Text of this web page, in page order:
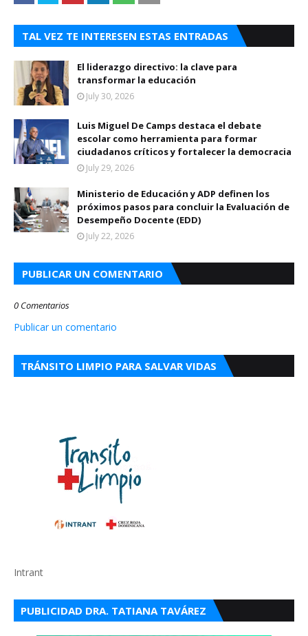
TAL VEZ TE INTERESEN ESTAS ENTRADAS
El liderazgo directivo: la clave para
transformar la educación
July 30, 2026
Luis Miguel De Camps destaca el debate
escolar como herramienta para formar
ciudadanos críticos y fortalecer la democracia
July 29, 2026
Ministerio de Educación y ADP definen los
próximos pasos para concluir la Evaluación de
Desempeño Docente (EDD)
July 22, 2026
PUBLICAR UN COMENTARIO
0 Comentarios
Publicar un comentario
TRÁNSITO LIMPIO PARA SALVAR VIDAS
Intrant
PUBLICIDAD DRA. TATIANA TAVÁREZ